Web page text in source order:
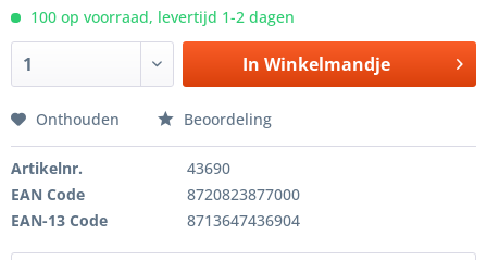
100 op voorraad, levertijd 1-2 dagen
In Winkelmandje
Onthouden Beoordeling
Artikelnr.
43690
EAN Code
8720823877000
EAN-13 Code
8713647436904